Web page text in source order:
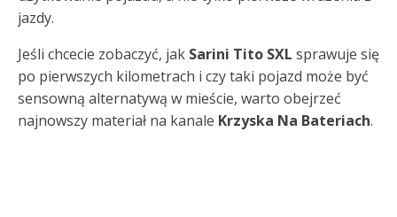
jazdy.
Jeśli chcecie zobaczyć, jak Sarini Tito SXL sprawuje się
po pierwszych kilometrach i czy taki pojazd może być
sensowną alternatywą w mieście, warto obejrzeć
najnowszy materiał na kanale Krzyska Na Bateriach.